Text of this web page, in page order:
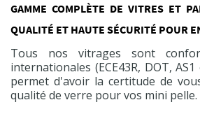
GAMME COMPLÈTE DE VITRES ET
QUALITÉ ET HAUTE SÉCURITÉ POUR
Tous nos vitrages sont
internationales (ECE43R, DOT,
permet d'avoir la certitude de
qualité de verre pour vos mini pelle.